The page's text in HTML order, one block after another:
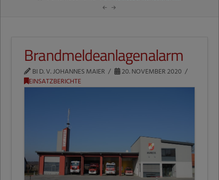
Brandmeldeanlagenalarm
BI D. V. JOHANNES MAIER
20. NOVEMBER 2020
EINSATZBERICHTE